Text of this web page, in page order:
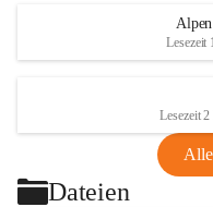
Lesezeit
Lesezeit
Dateien